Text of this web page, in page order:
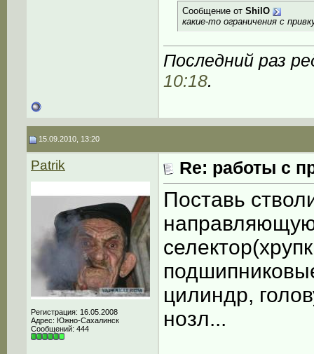
Сообщение от ShilO
какие-то ограничения с
Последний раз
10:18.
15.09.2010, 13:20
Patrik
Регистрация: 16.05.2008
Адрес: Южно-Сахалинск
Сообщений: 444
Re: работы с
Поставь
цилиндр,
нозл...